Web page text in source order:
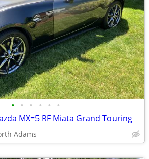
• • • • • •
MX=5 RF Miata Grand Touring
Adams